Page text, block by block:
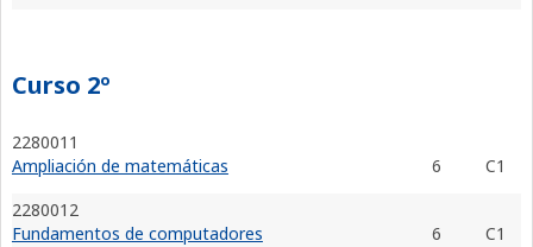
Curso 2º
2280011
Ampliación de matemáticas
6
C1
2280012
Fundamentos de computadores
6
C1